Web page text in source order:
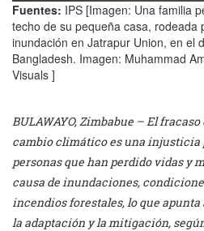
Fuentes: IPS [Imagen: Una familia
techo de su pequeña casa, rodeada
inundación en Jatrapur Union, en el
Bangladesh. Imagen: Muhammad
Visuals ]
BULAWAYO, Zimbabue – El
cambio climático es una injusticia
personas que han perdido vidas y
causa de inundaciones,
incendios forestales, lo que
la adaptación y la mitigación,